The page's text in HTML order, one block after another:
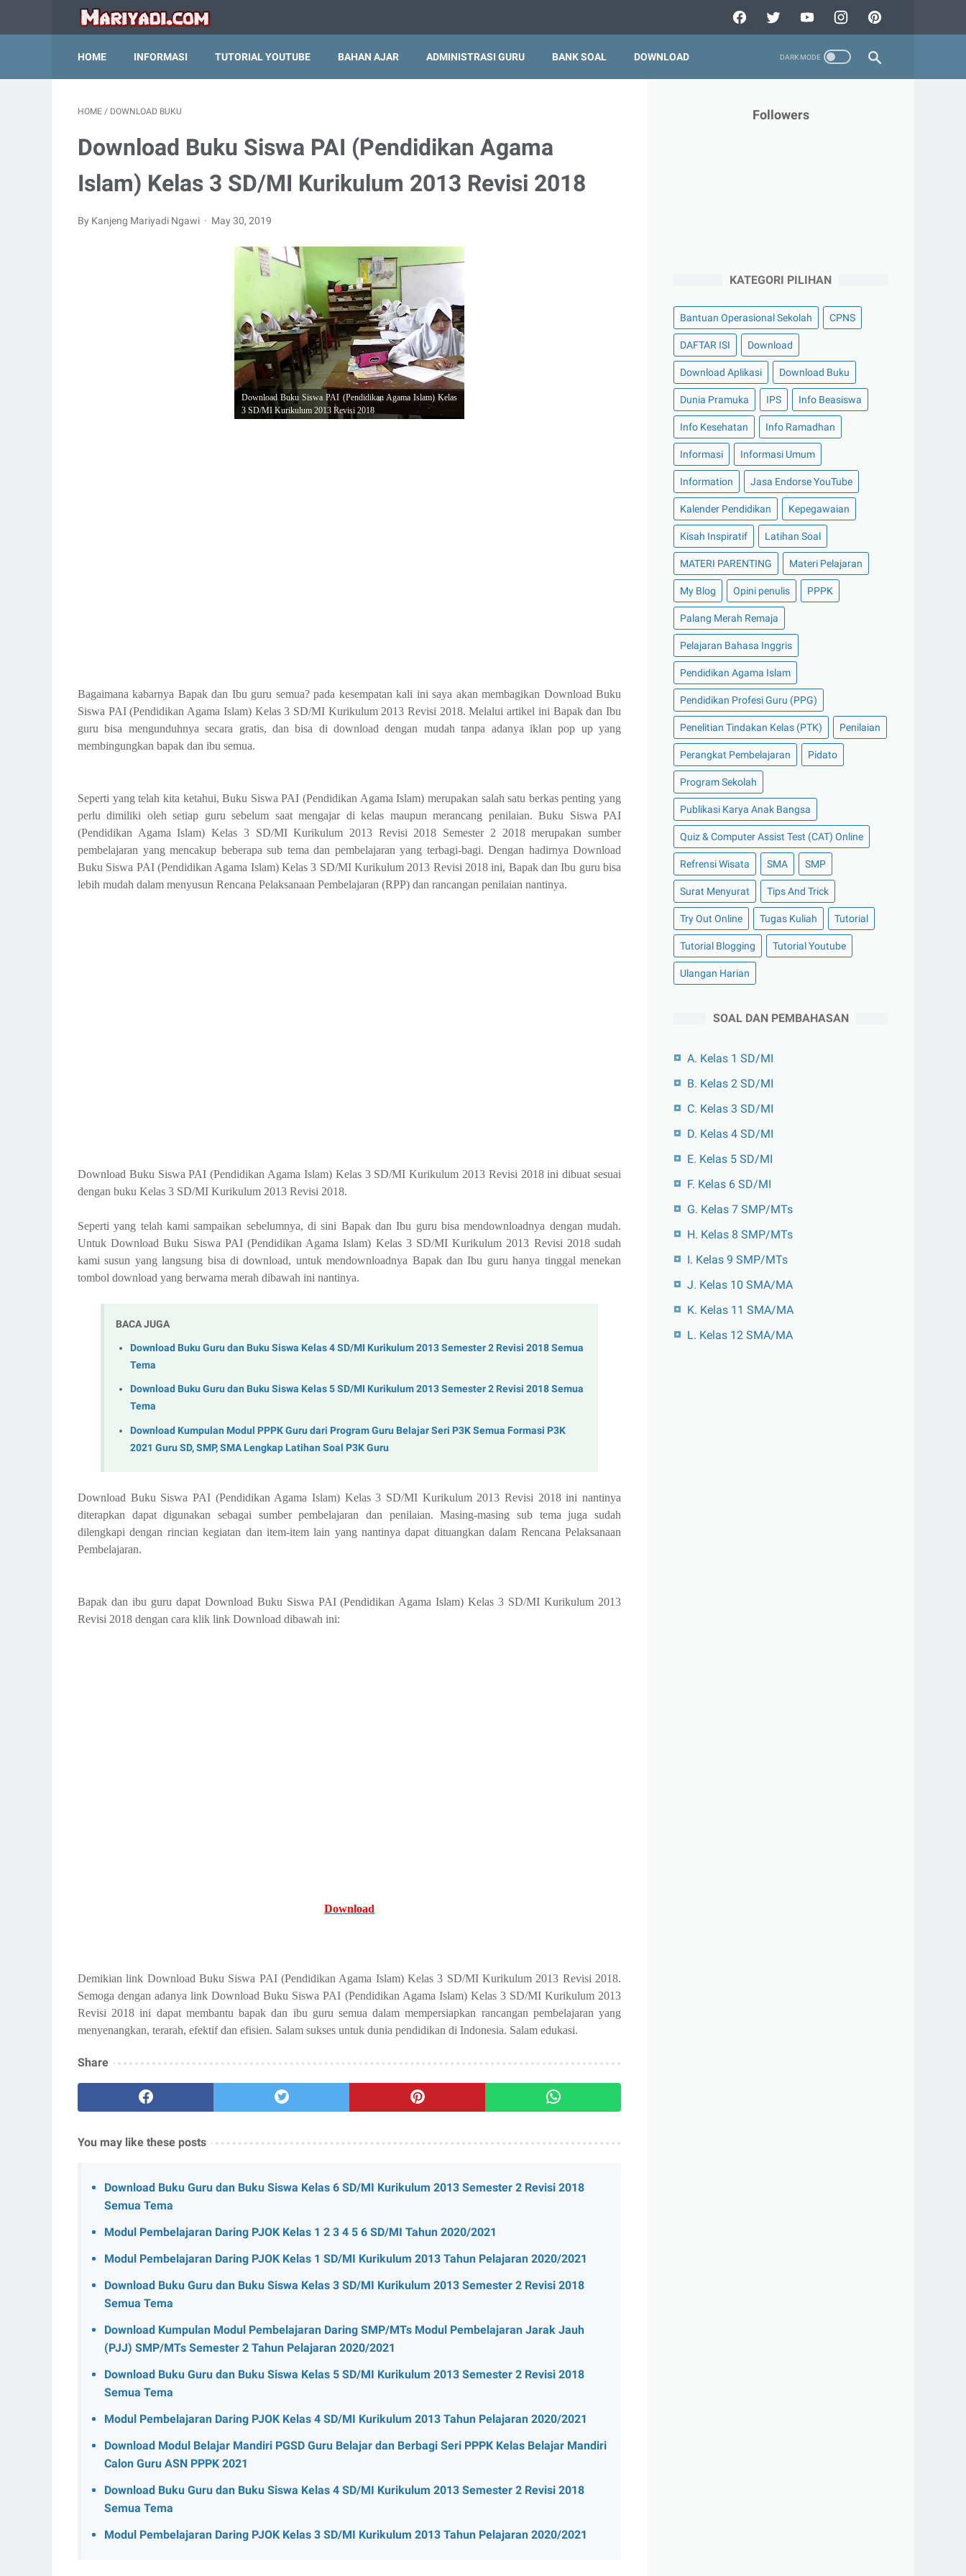
HOME INFORMASI TUTORIAL YOUTUBE BAHAN AJAR ADMINISTRASI GURU BANK SOAL DOWNLOAD
HOME / DOWNLOAD BUKU
Download Buku Siswa PAI (Pendidikan Agama
Islam) Kelas 3 SD/MI Kurikulum 2013 Revisi 2018
By Kanjeng Mariyadi Ngawi May 30, 2019
Download Buku Siswa PAI (Pendidikan Agama Islam) Kelas
3 SD/MI Kurikulum 2013 Revisi 2018
Bagaimana kabarnya Bapak dan Ibu guru semua? pada kesempatan kali ini saya akan membagikan Download Buku
Siswa PAI (Pendidikan Agama Islam) Kelas 3 SD/MI Kurikulum 2013 Revisi 2018. Melalui artikel ini Bapak dan Ibu
guru bisa mengunduhnya secara gratis, dan bisa di download dengan mudah tanpa adanya iklan pop up yang
membingungkan bapak dan ibu semua.
Seperti yang telah kita ketahui, Buku Siswa PAI (Pendidikan Agama Islam) merupakan salah satu berkas penting yang
perlu dimiliki oleh setiap guru sebelum saat mengajar di kelas maupun merancang penilaian. Buku Siswa PAI
(Pendidikan Agama Islam) Kelas 3 SD/MI Kurikulum 2013 Revisi 2018 Semester 2 2018 merupakan sumber
pembelajaran yang mencakup beberapa sub tema dan pembelajaran yang terbagi-bagi. Dengan hadirnya Download
Buku Siswa PAI (Pendidikan Agama Islam) Kelas 3 SD/MI Kurikulum 2013 Revisi 2018 ini, Bapak dan Ibu guru bisa
lebih mudah dalam menyusun Rencana Pelaksanaan Pembelajaran (RPP) dan rancangan penilaian nantinya.
Download Buku Siswa PAI (Pendidikan Agama Islam) Kelas 3 SD/MI Kurikulum 2013 Revisi 2018 ini dibuat sesuai
dengan buku Kelas 3 SD/MI Kurikulum 2013 Revisi 2018.
Seperti yang telah kami sampaikan sebelumnya, di sini Bapak dan Ibu guru bisa mendownloadnya dengan mudah.
Untuk Download Buku Siswa PAI (Pendidikan Agama Islam) Kelas 3 SD/MI Kurikulum 2013 Revisi 2018 sudah
kami susun yang langsung bisa di download, untuk mendownloadnya Bapak dan Ibu guru hanya tinggal menekan
tombol download yang berwarna merah dibawah ini nantinya.
BACA JUGA
Download Buku Guru dan Buku Siswa Kelas 4 SD/MI Kurikulum 2013 Semester 2 Revisi 2018 Semua
Tema
Download Buku Guru dan Buku Siswa Kelas 5 SD/MI Kurikulum 2013 Semester 2 Revisi 2018 Semua
Tema
Download Kumpulan Modul PPPK Guru dari Program Guru Belajar Seri P3K Semua Formasi P3K
2021 Guru SD, SMP, SMA Lengkap Latihan Soal P3K Guru
Download Buku Siswa PAI (Pendidikan Agama Islam) Kelas 3 SD/MI Kurikulum 2013 Revisi 2018 ini nantinya
diterapkan dapat digunakan sebagai sumber pembelajaran dan penilaian. Masing-masing sub tema juga sudah
dilengkapi dengan rincian kegiatan dan item-item lain yang nantinya dapat dituangkan dalam Rencana Pelaksanaan
Pembelajaran.
Bapak dan ibu guru dapat Download Buku Siswa PAI (Pendidikan Agama Islam) Kelas 3 SD/MI Kurikulum 2013
Revisi 2018 dengan cara klik link Download dibawah ini:
Download
Demikian link Download Buku Siswa PAI (Pendidikan Agama Islam) Kelas 3 SD/MI Kurikulum 2013 Revisi 2018.
Semoga dengan adanya link Download Buku Siswa PAI (Pendidikan Agama Islam) Kelas 3 SD/MI Kurikulum 2013
Revisi 2018 ini dapat membantu bapak dan ibu guru semua dalam mempersiapkan rancangan pembelajaran yang
menyenangkan, terarah, efektif dan efisien. Salam sukses untuk dunia pendidikan di Indonesia. Salam edukasi.
Share
You may like these posts
Download Buku Guru dan Buku Siswa Kelas 6 SD/MI Kurikulum 2013 Semester 2 Revisi 2018
Semua Tema
Modul Pembelajaran Daring PJOK Kelas 1 2 3 4 5 6 SD/MI Tahun 2020/2021
Modul Pembelajaran Daring PJOK Kelas 1 SD/MI Kurikulum 2013 Tahun Pelajaran 2020/2021
Download Buku Guru dan Buku Siswa Kelas 3 SD/MI Kurikulum 2013 Semester 2 Revisi 2018
Semua Tema
Download Kumpulan Modul Pembelajaran Daring SMP/MTs Modul Pembelajaran Jarak Jauh
(PJJ) SMP/MTs Semester 2 Tahun Pelajaran 2020/2021
Download Buku Guru dan Buku Siswa Kelas 5 SD/MI Kurikulum 2013 Semester 2 Revisi 2018
Semua Tema
Modul Pembelajaran Daring PJOK Kelas 4 SD/MI Kurikulum 2013 Tahun Pelajaran 2020/2021
Download Modul Belajar Mandiri PGSD Guru Belajar dan Berbagi Seri PPPK Kelas Belajar Mandiri
Calon Guru ASN PPPK 2021
Download Buku Guru dan Buku Siswa Kelas 4 SD/MI Kurikulum 2013 Semester 2 Revisi 2018
Semua Tema
Modul Pembelajaran Daring PJOK Kelas 3 SD/MI Kurikulum 2013 Tahun Pelajaran 2020/2021
Followers
KATEGORI PILIHAN
Bantuan Operasional Sekolah CPNS
DAFTAR ISI Download
Download Aplikasi Download Buku
Dunia Pramuka IPS Info Beasiswa
Info Kesehatan Info Ramadhan
Informasi Informasi Umum
Information Jasa Endorse YouTube
Kalender Pendidikan Kepegawaian
Kisah Inspiratif Latihan Soal
MATERI PARENTING Materi Pelajaran
My Blog Opini penulis PPPK
Palang Merah Remaja
Pelajaran Bahasa Inggris
Pendidikan Agama Islam
Pendidikan Profesi Guru (PPG)
Penelitian Tindakan Kelas (PTK) Penilaian
Perangkat Pembelajaran Pidato
Program Sekolah
Publikasi Karya Anak Bangsa
Quiz & Computer Assist Test (CAT) Online
Refrensi Wisata SMA SMP
Surat Menyurat Tips And Trick
Try Out Online Tugas Kuliah Tutorial
Tutorial Blogging Tutorial Youtube
Ulangan Harian
SOAL DAN PEMBAHASAN
A. Kelas 1 SD/MI
B. Kelas 2 SD/MI
C. Kelas 3 SD/MI
D. Kelas 4 SD/MI
E. Kelas 5 SD/MI
F. Kelas 6 SD/MI
G. Kelas 7 SMP/MTs
H. Kelas 8 SMP/MTs
I. Kelas 9 SMP/MTs
J. Kelas 10 SMA/MA
K. Kelas 11 SMA/MA
L. Kelas 12 SMA/MA